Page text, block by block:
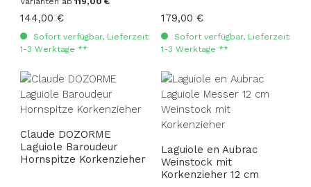
Regulärer Preis:
144,00 €
Sofort verfügbar, Lieferzeit:
1-3 Werktage **
Regulärer Preis:
179,00 €
Sofort verfügbar, Lieferzeit:
1-3 Werktage **
Claude DOZORME
Laguiole Baroudeur
Hornspitze Korkenzieher
Laguiole en Aubrac
Weinstock mit
Korkenzieher 12 cm